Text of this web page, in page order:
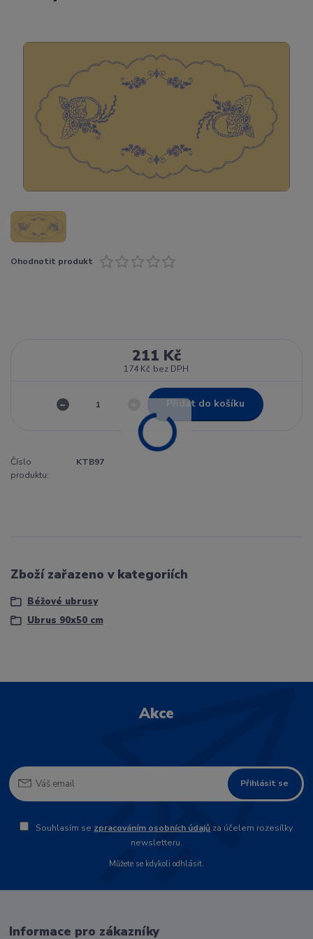
Ohodnotit produkt
211 Kč
174 Kč bez DPH
Přidat do košíku
Číslo
produktu:
KTB97
Zboží zařazeno v kategoriích
Béžové ubrusy
Ubrus 90x50 cm
Akce
Přihlásit se
Souhlasím se zpracováním osobních údajů za účelem rozesílky
newsletteru.
Můžete se kdykoli odhlásit.
Informace pro zákazníky